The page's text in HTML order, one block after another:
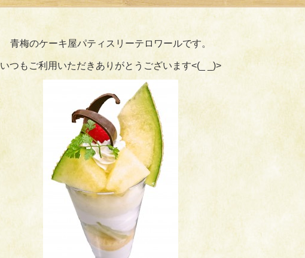
青梅のケーキ屋パティスリーテロワールです。
いつもご利用いただきありがとうございます<(_ _)>